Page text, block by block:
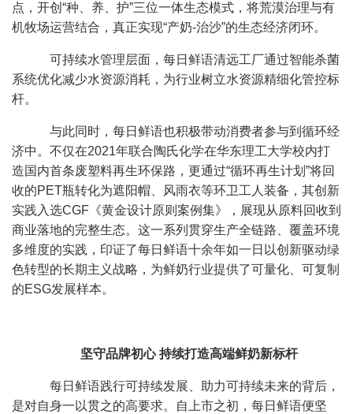
点，开创“种、养、护”三位一体生态模式，将荒漠治理与有
机牧场运营结合，真正实现“产奶-治沙”的生态经济闭环。
可持续水管理层面，每日鲜语清远工厂通过智能杀菌
系统优化减少水资源消耗，为行业树立水资源精细化管控标
杆。
与此同时，每日鲜语也积极带动消费者参与到循环经
济中。不仅在2021年联合陶氏化学在华东理工大学校内打
造国内首条废塑料再生环保路，更通过“循环再生计划”将回
收的PET瓶转化为遮阳帽、风雨衣等环卫工人装备，其创新
实践入选CGF《黄金设计原则案例集》，展现从原料回收到
商业落地的完整生态。这一系列贯穿生产全链路、覆盖环境
多维度的实践，印证了每日鲜语十余年如一日以创新驱动绿
色转型的长期主义战略，为鲜奶行业提供了可量化、可复制
的ESG发展样本。
坚守品牌初心 持续打造高端鲜奶新标杆
每日鲜语践行可持续发展、助力可持续未来的背后，
是对自身一以贯之的高要求。自上市之初，每日鲜语便坚